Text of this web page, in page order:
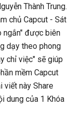
Thành Trung.
chủ Capcut - Sát
ngắn" được biên
dạy theo phong
chỉ việc" sẽ giúp
mềm Capcut
viết này Share
dung của 1 Khóa